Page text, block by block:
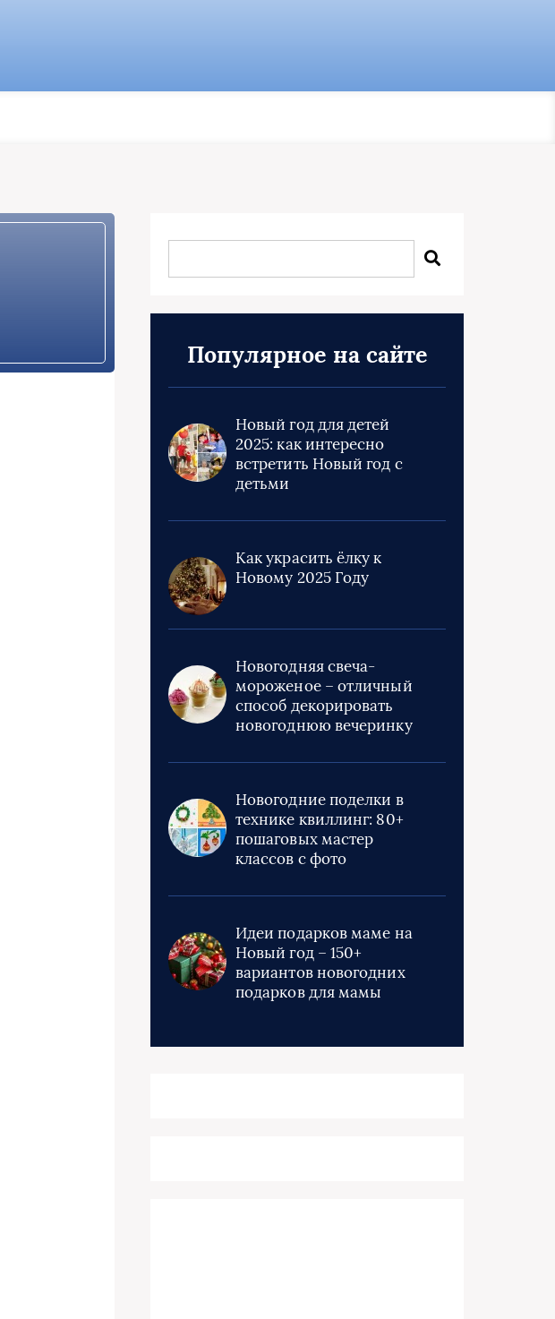
Популярное на сайте
Новый год для детей
2025: как интересно
встретить Новый год с
детьми
Как украсить ёлку к
Новому 2025 Году
Новогодняя свеча-
мороженое – отличный
способ декорировать
новогоднюю вечеринку
Новогодние поделки в
технике квиллинг: 80+
пошаговых мастер
классов с фото
Идеи подарков маме на
Новый год – 150+
вариантов новогодних
подарков для мамы